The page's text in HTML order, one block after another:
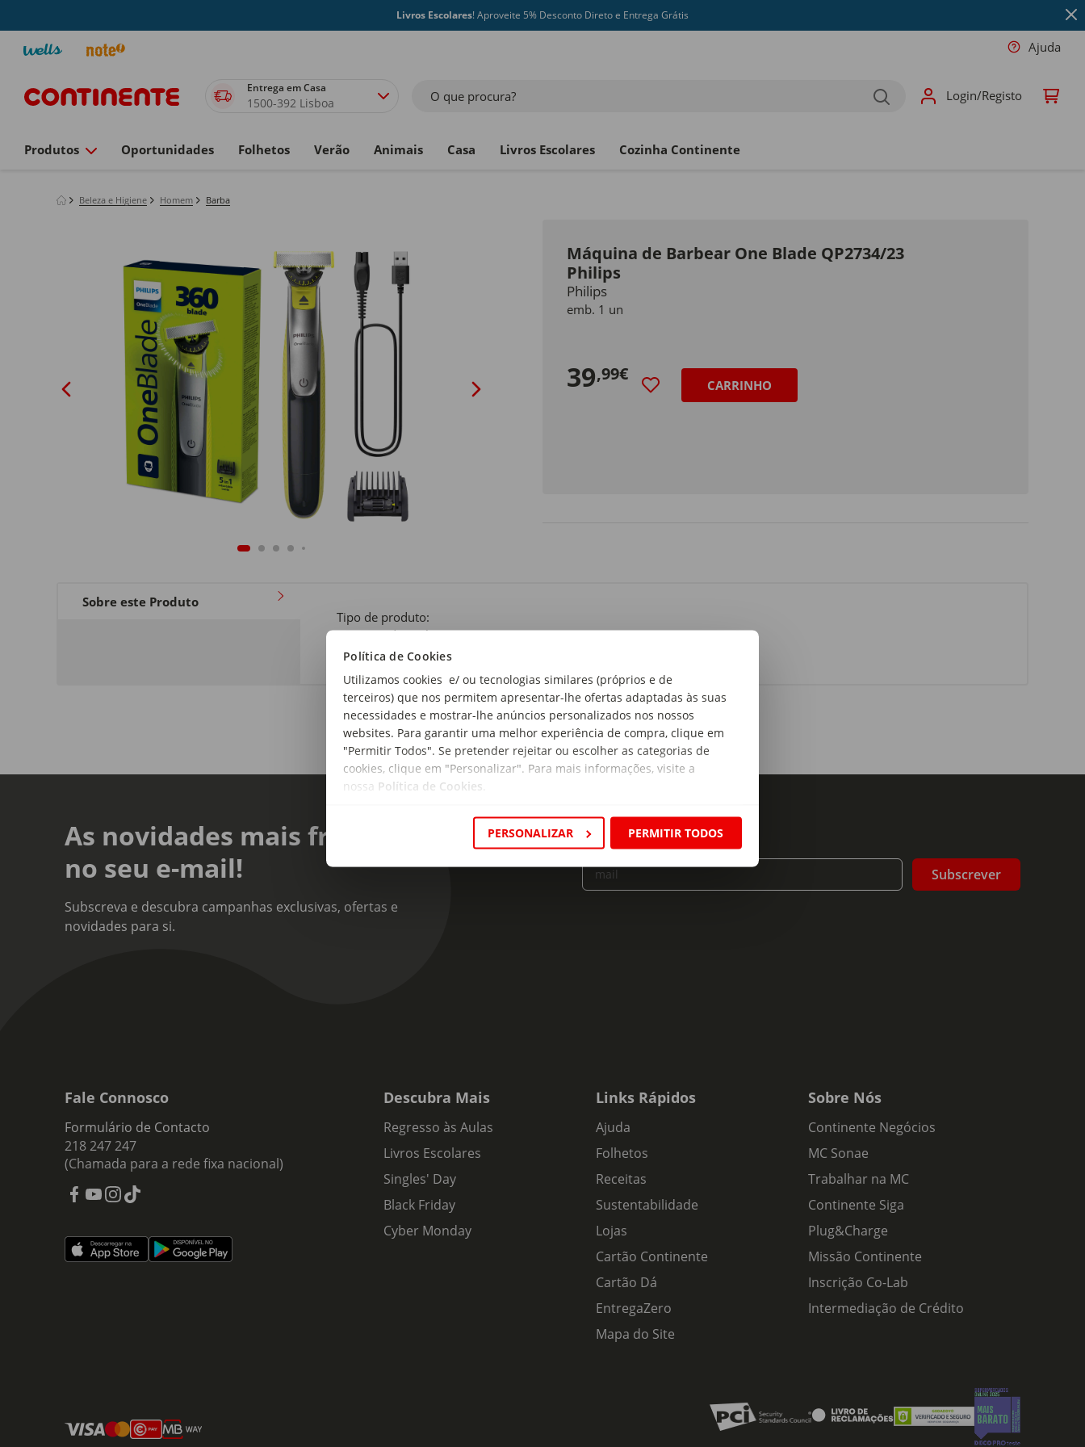
Política de Cookies
Utilizamos cookies e/ ou tecnologias similares (próprios e de
terceiros) que nos permitem apresentar-lhe ofertas adaptadas às suas
necessidades e mostrar-lhe anúncios personalizados nos nossos
websites. Para garantir uma melhor experiência de compra, clique em
"Permitir Todos". Se pretender rejeitar ou escolher as categorias de
cookies, clique em "Personalizar". Para mais informações, visite a
nossa Política de Cookies
PERSONALIZAR PERMITIR TODOS
Livros Escolares! Aproveite 5% Desconto Direto e Entrega Grátis
Ajuda
Entrega em Casa
1500-392 Lisboa O que procura? Login/Registo
Produtos Oportunidades Folhetos Verão Animais Casa Livros Escolares Cozinha Continente
Beleza e Higiene Homem Barba
Máquina de Barbear One Blade QP2734/23
Philips
Philips
emb. 1 un
39,99€
CARRINHO
Sobre este Produto
Tipo de produto:
Máquina de Barbear
As novidades mais frescas
no seu e-mail!
Subscreva e descubra campanhas exclusivas, ofertas e
novidades para si.
mail
Subscrever
Fale Connosco
Formulário de Contacto
218 247 247
(Chamada para a rede fixa nacional)
Descubra Mais
Regresso às Aulas
Livros Escolares
Singles' Day
Black Friday
Cyber Monday
Links Rápidos
Ajuda
Folhetos
Receitas
Sustentabilidade
Lojas
Cartão Continente
Cartão Dá
EntregaZero
Mapa do Site
Sobre Nós
Continente Negócios
MC Sonae
Trabalhar na MC
Continente Siga
Plug&Charge
Missão Continente
Inscrição Co-Lab
Intermediação de Crédito